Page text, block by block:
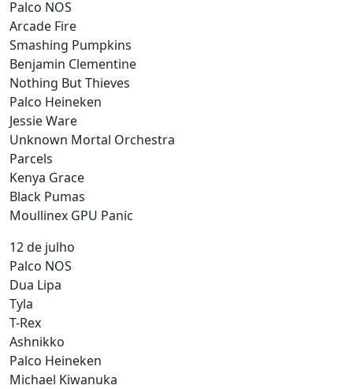
Palco NOS
Arcade Fire
Smashing Pumpkins
Benjamin Clementine
Nothing But Thieves
Palco Heineken
Jessie Ware
Unknown Mortal Orchestra
Parcels
Kenya Grace
Black Pumas
Moullinex GPU Panic
12 de julho
Palco NOS
Dua Lipa
Tyla
T-Rex
Ashnikko
Palco Heineken
Michael Kiwanuka